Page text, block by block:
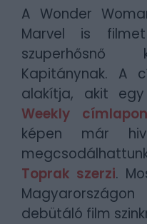
A Wonder
Marvel is
szuperhősnő
Kapitánynak. A
alakítja, akit
Weekly címlapon
képen már
Toprak szerzi.
debütáló film